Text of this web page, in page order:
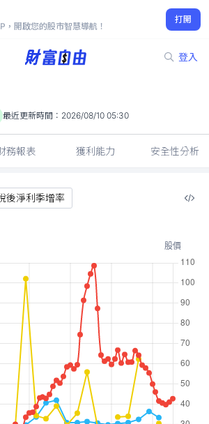
，開啟您的股市智慧導航！
打開
登入
35.95
-0.27%
最近更新時間： 2026/08/10 05:30
務報表 獲利能力 安全性分析
後淨利季增率